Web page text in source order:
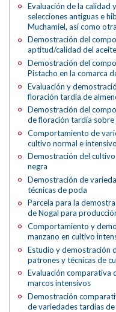
Evaluación de la calidad
selecciones antiguas e
Muchamiel, así como
Demostración del
aptitud/calidad del
Demostración del
Pistacho en la comarca
Evaluación y
floración tardía de
Demostración del
de floración tardía
Comportamiento de
cultivo normal e intensivo
Demostración del
negra
Demostración de
técnicas de poda
Parcela para la
de Nogal para
Comportamiento y
manzano en cultivo
Estudio y demostración
patrones y técnicas de
Evaluación comparativa
marcos intensivos
Demostración
de variedades tardías